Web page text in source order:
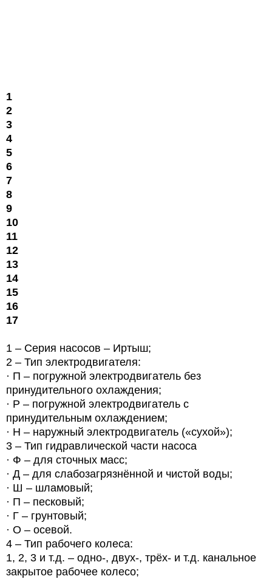
1
2
3
4
5
6
7
8
9
10
11
12
13
14
15
16
17
1 – Серия насосов – Иртыш;
2 – Тип электродвигателя:
· П – погружной электродвигатель без
принудительного охлаждения;
· Р – погружной электродвигатель с
принудительным охлаждением;
· Н – наружный электродвигатель («сухой»);
3 – Тип гидравлической части насоса
· Ф – для сточных масс;
· Д – для слабозагрязнённой и чистой воды;
· Ш – шламовый;
· П – песковый;
· Г – грунтовый;
· О – осевой.
4 – Тип рабочего колеса:
1, 2, 3 и т.д. – одно-, двух-, трёх- и т.д. канальное
закрытое рабочее колесо;